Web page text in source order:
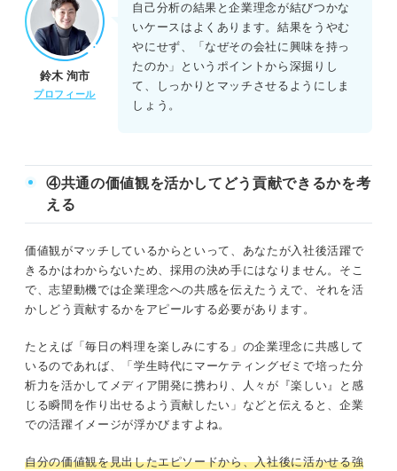
鈴木 洵市
プロフィール
自己分析の結果と企業理念が結びつかな
いケースはよくあります。結果をうやむ
やにせず、「なぜその会社に興味を持っ
たのか」というポイントから深掘りし
て、しっかりとマッチさせるようにしま
しょう。
④共通の価値観を活かしてどう貢献できるかを考
える
価値観がマッチしているからといって、あなたが入社後活躍で
きるかはわからないため、採用の決め手にはなりません。そこ
で、志望動機では企業理念への共感を伝えたうえで、それを活
かしどう貢献するかをアピールする必要があります。
たとえば「毎日の料理を楽しみにする」の企業理念に共感して
いるのであれば、「学生時代にマーケティングゼミで培った分
析力を活かしてメディア開発に携わり、人々が『楽しい』と感
じる瞬間を作り出せるよう貢献したい」などと伝えると、企業
での活躍イメージが浮かびますよね。
自分の価値観を見出したエピソードから、入社後に活かせる強